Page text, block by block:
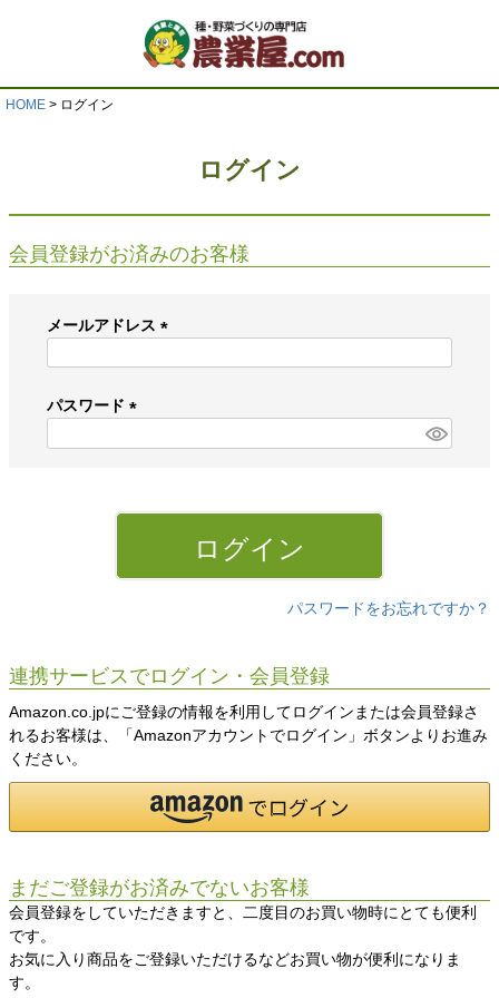
HOME ログイン
ログイン
会員登録がお済みのお客様
メールアドレス
)
パスワード
ログイン
パスワードをお忘れですか？
連携サービスでログイン・会員登録
Amazon.co.jpにご登録の情報を利用してログインまたは会員登録さ
れるお客様は、「Amazonアカウントでログイン」ボタンよりお進み
ください。
まだご登録がお済みでないお客様
会員登録をしていただきますと、二度目のお買い物時にとても便利
です。
お気に入り商品をご登録いただけるなどお買い物が便利になりま
す。